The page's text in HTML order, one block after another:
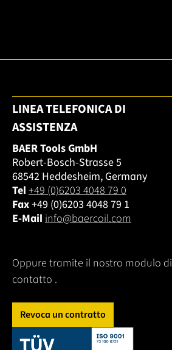
LINEA TELEFONICA DI
ASSISTENZA
BAER Tools GmbH
Robert-Bosch-Strasse 5
68542 Heddesheim, Germany
Tel +49 (0)6203 4048 79 0
Fax+49 (0)6203 4048 79 1
E-Mail info@baercoil.com
Oppure tramite il nostro modulo di
contatto .
Revoca un contratto